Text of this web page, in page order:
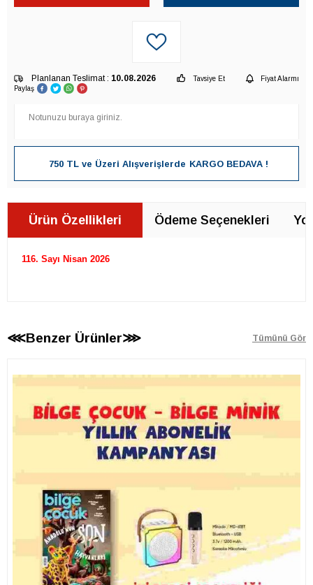
Planlanan Teslimat : 10.08.2026 Tavsiye Et
Fiyat Alarmı
Paylaş
750 TL ve Üzeri Alışverişlerde KARGO BEDAVA !
Ürün Özellikleri Ödeme Seçenekleri
116. Sayı Nisan 2026
⋘Benzer Ürünler⋙ Tümünü Gör